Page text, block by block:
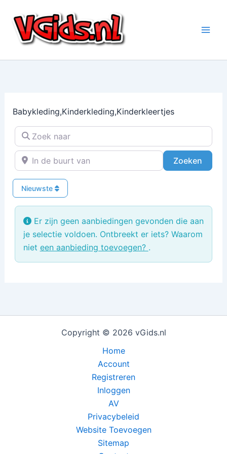
naar
inhoud
Babykleding,Kinderkleding,Kinderkleertjes
Zoek naar
In de buurt van
Zoeken
Nieuwste
Er zijn geen aanbiedingen gevonden die aan
je selectie voldoen. Ontbreekt er iets? Waarom
niet een aanbieding toevoegen? .
Copyright © 2026 vGids.nl
Home
Account
Registreren
Inloggen
AV
Privacybeleid
Website Toevoegen
Sitemap